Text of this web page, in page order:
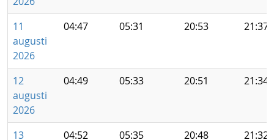
11
augusti
2026
04:47 05:31 20:53 21:37
12
augusti
2026
04:49 05:33 20:51 21:34
13
04:52 05:35 20:48 21:32